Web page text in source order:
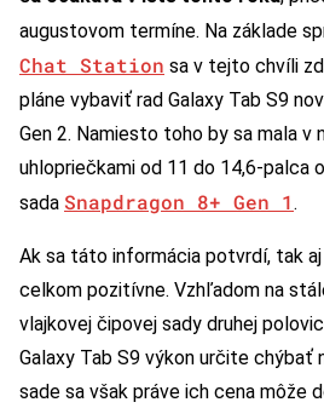
augustovom termíne. Na základe
Chat Station sa v tejto chvíli
pláne vybaviť rad Galaxy Tab S9
Gen 2. Namiesto toho by sa mala
uhlopriečkami od 11 do 14,6-palca
sada Snapdragon 8+ Gen 1.
Ak sa táto informácia potvrdí, tak
celkom pozitívne. Vzhľadom na
vlajkovej čipovej sady druhej
Galaxy Tab S9 výkon určite chýbať
sade sa však práve ich cena môže